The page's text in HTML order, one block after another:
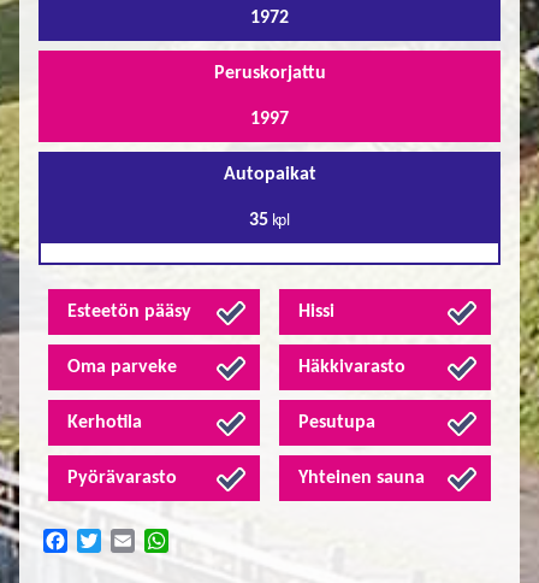
1972
Peruskorjattu
1997
Autopaikat
35kpl
Esteetön pääsy Hissi
Oma parveke Häkkivarasto
Kerhotila Pesutupa
Pyörävarasto Yhteinen sauna
FacebookTwitterEmail